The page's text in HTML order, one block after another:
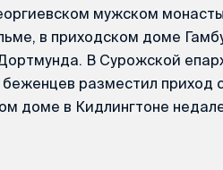
мужском
в приходском доме
В Сурожской
разместил приход
доме в Кидлингтоне